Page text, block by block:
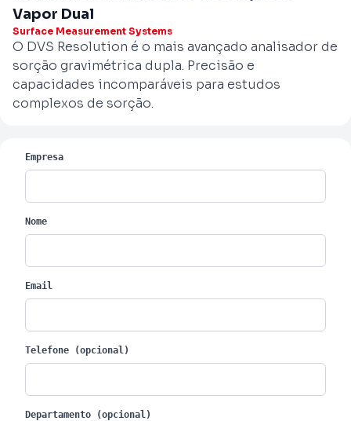
Vapor Dual
Surface Measurement Systems
O DVS Resolution é o mais avançado analisador de
sorção gravimétrica dupla. Precisão e
capacidades incomparáveis para estudos
complexos de sorção.
Empresa
Nome
Email
Telefone (opcional)
Departamento (opcional)